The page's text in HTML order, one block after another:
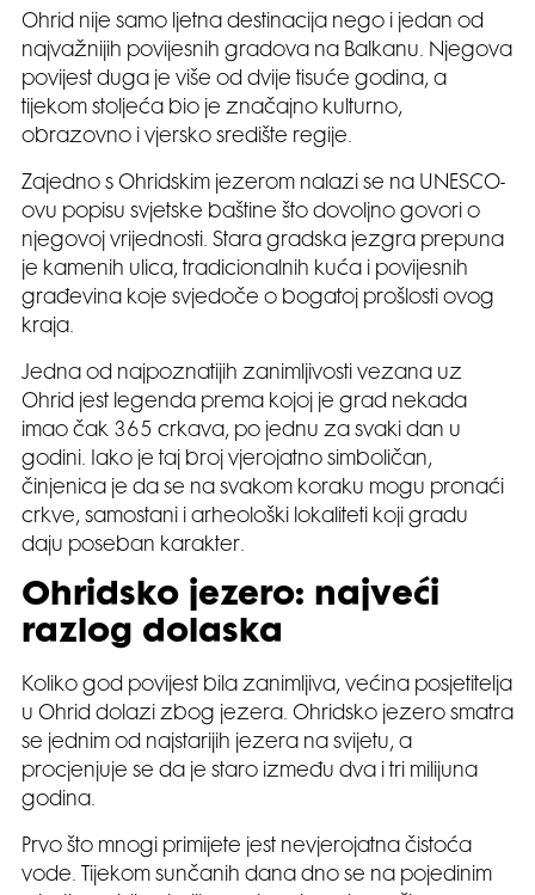
Ohrid nije samo ljetna destinacija nego i jedan od
najvažnijih povijesnih gradova na Balkanu. Njegova
povijest duga je više od dvije tisuće godina, a
tijekom stoljeća bio je značajno kulturno,
obrazovno i vjersko središte regije.
Zajedno s Ohridskim jezerom nalazi se na UNESCO-
ovu popisu svjetske baštine što dovoljno govori o
njegovoj vrijednosti. Stara gradska jezgra prepuna
je kamenih ulica, tradicionalnih kuća i povijesnih
građevina koje svjedoče o bogatoj prošlosti ovog
kraja.
Jedna od najpoznatijih zanimljivosti vezana uz
Ohrid jest legenda prema kojoj je grad nekada
imao čak 365 crkava, po jednu za svaki dan u
godini. Iako je taj broj vjerojatno simboličan,
činjenica je da se na svakom koraku mogu pronaći
crkve, samostani i arheološki lokaliteti koji gradu
daju poseban karakter.
Ohridsko jezero: najveći
razlog dolaska
Koliko god povijest bila zanimljiva, većina posjetitelja
u Ohrid dolazi zbog jezera. Ohridsko jezero smatra
se jednim od najstarijih jezera na svijetu, a
procjenjuje se da je staro između dva i tri milijuna
godina.
Prvo što mnogi primijete jest nevjerojatna čistoća
vode. Tijekom sunčanih dana dno se na pojedinim